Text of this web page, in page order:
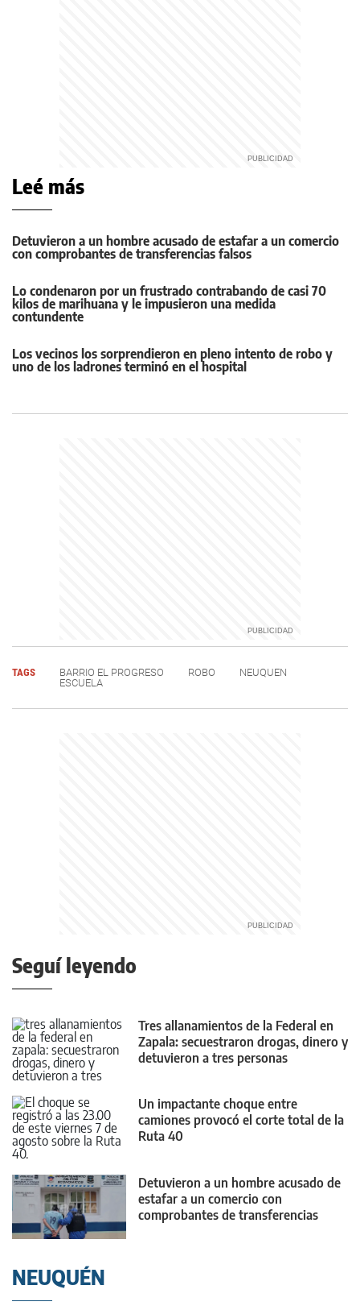
Leé más
Detuvieron a un hombre acusado de estafar a un comercio
con comprobantes de transferencias falsos
Lo condenaron por un frustrado contrabando de casi 70
kilos de marihuana y le impusieron una medida
contundente
Los vecinos los sorprendieron en pleno intento de robo y
uno de los ladrones terminó en el hospital
TAGS BARRIO EL PROGRESO ROBO
NEUQUEN
ESCUELA
Seguí leyendo
Tres allanamientos de la Federal en
Zapala: secuestraron drogas, dinero y
detuvieron a tres personas
Un impactante choque entre
camiones provocó el corte total de la
Ruta 40
Detuvieron a un hombre acusado de
estafar a un comercio con
comprobantes de transferencias
NEUQUÉN